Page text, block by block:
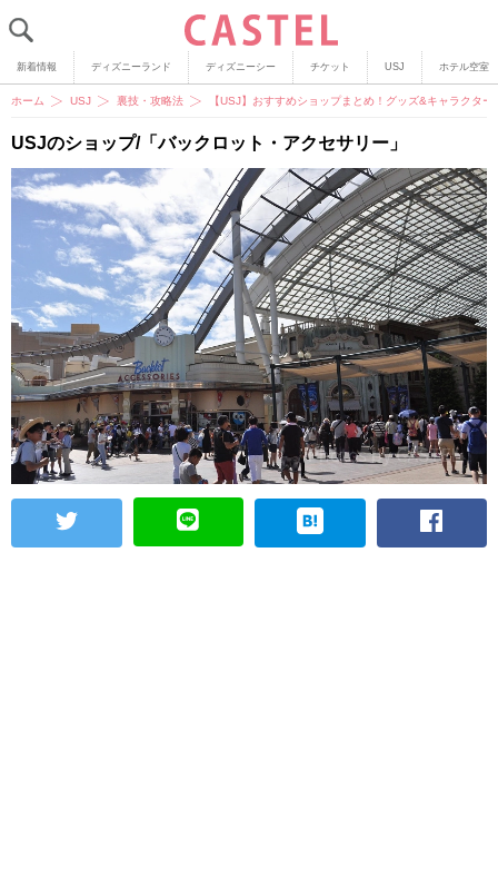
新着情報 ディズニーランド ディズニーシー チケット USJ ホテル空室
ホーム USJ 裏技・攻略法 【USJ】おすすめショップまとめ！グッズ&キャラクタ
USJのショップ/「バックロット・アクセサリー」